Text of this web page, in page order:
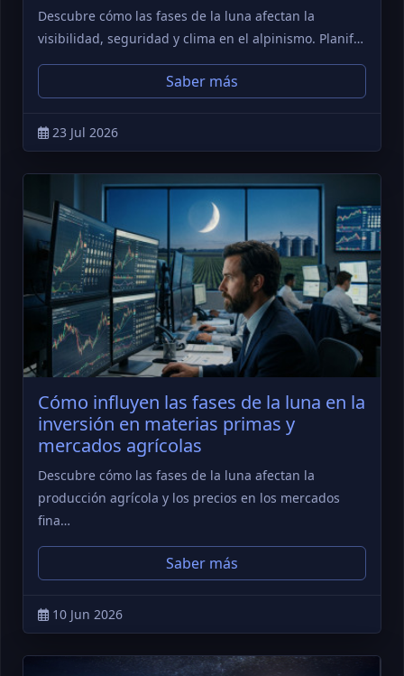
Descubre cómo las fases de la luna afectan la
visibilidad, seguridad y clima en el alpinismo. Planif…
Saber más
23 Jul 2026
Cómo influyen las fases de la luna en la
inversión en materias primas y
mercados agrícolas
Descubre cómo las fases de la luna afectan la
producción agrícola y los precios en los mercados
fina…
Saber más
10 Jun 2026